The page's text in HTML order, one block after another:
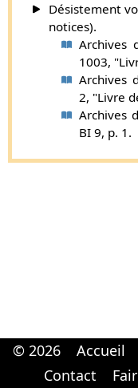
Désistement
notices).
Archives
1003,
Archives
2, "Livre
Archives
BI 9, p. 1.
© 2026 Accueil
Contact